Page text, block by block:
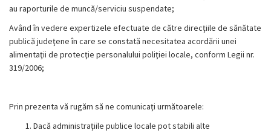
au raporturile de muncă/serviciu suspendate;
Având în vedere expertizele efectuate de către direcţiile de sănătate
publică judeţene în care se constată necesitatea acordării unei
alimentaţii de protecţie personalului poliţiei locale, conform Legii nr.
319/2006;
Prin prezenta vă rugăm să ne comunicaţi următoarele:
Dacă administraţiile publice locale pot stabili alte